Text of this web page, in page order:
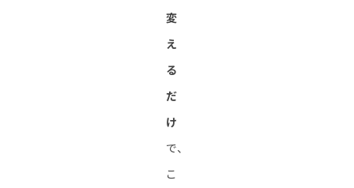
変
え
る
だ
け
で、
こ